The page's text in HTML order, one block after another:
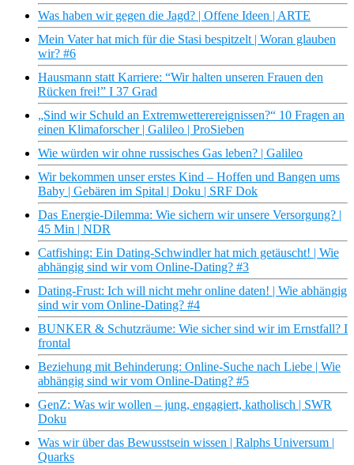
Was haben wir gegen die Jagd? | Offene Ideen | ARTE
Mein Vater hat mich für die Stasi bespitzelt | Woran glauben
wir? #6
Hausmann statt Karriere: “Wir halten unseren Frauen den
Rücken frei!” I 37 Grad
„Sind wir Schuld an Extremwetterereignissen?“ 10 Fragen an
einen Klimaforscher | Galileo | ProSieben
Wie würden wir ohne russisches Gas leben? | Galileo
Wir bekommen unser erstes Kind – Hoffen und Bangen ums
Baby | Gebären im Spital | Doku | SRF Dok
Das Energie-Dilemma: Wie sichern wir unsere Versorgung? |
45 Min | NDR
Catfishing: Ein Dating-Schwindler hat mich getäuscht! | Wie
abhängig sind wir vom Online-Dating? #3
Dating-Frust: Ich will nicht mehr online daten! | Wie abhängig
sind wir vom Online-Dating? #4
BUNKER & Schutzräume: Wie sicher sind wir im Ernstfall? I
frontal
Beziehung mit Behinderung: Online-Suche nach Liebe | Wie
abhängig sind wir vom Online-Dating? #5
GenZ: Was wir wollen – jung, engagiert, katholisch | SWR
Doku
Was wir über das Bewusstsein wissen | Ralphs Universum |
Quarks